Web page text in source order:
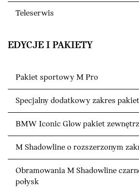
Teleserwis
EDYCJE I PAKIETY
Pakiet sportowy M Pro
Specjalny dodatkowy zakres
BMW Iconic Glow pakiet
M Shadowline o rozszerzonym
Obramowania M Shadowline
połysk